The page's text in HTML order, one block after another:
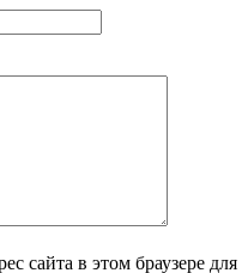
сайта в этом браузере для